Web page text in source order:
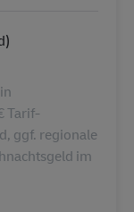
Tarif-
ggf. regionale
im